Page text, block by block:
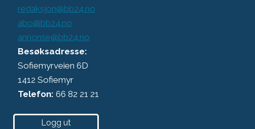
redaksjon@bb24.no
abo@bb24.no
annonse@bb24.no
Besøksadresse:
Sofiemyrveien 6D
1412 Sofiemyr
Telefon: 66 82 21 21
Logg ut